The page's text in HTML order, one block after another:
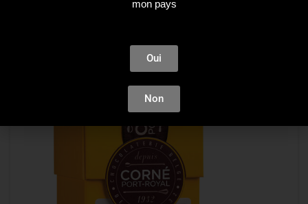
LIRE LA SUITE
mon pays
Oui
Non